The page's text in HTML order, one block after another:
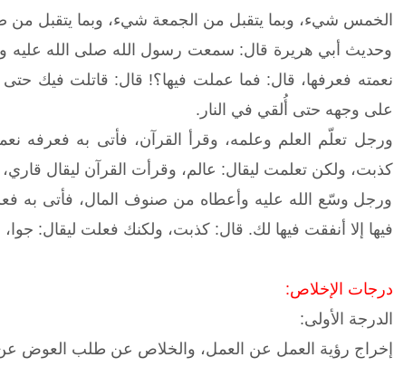
الخمس شيء، وبما يتقبل من الجمعة شيء، وبما يتقبل من
وحديث أبي هريرة قال: سمعت رسول الله صلى الله عليه
نعمته فعرفها، قال: فما عملت فيها؟! قال: قاتلت فيك
على وجهه حتى أُلقي في النار.
ورجل تعلّم العلم وعلمه، وقرأ القرآن، فأتى به فعرفه
كذبت، ولكن تعلمت ليقال: عالم، وقرأت القرآن ليقال
ورجل وسّع الله عليه وأعطاه من صنوف المال، فأتى به
فيها إلا أنفقت فيها لك. قال: كذبت، ولكنك فعلت ليقال:
درجات الإخلاص:
الدرجة الأولى:
إخراج رؤية العمل عن العمل، والخلاص عن طلب العوض